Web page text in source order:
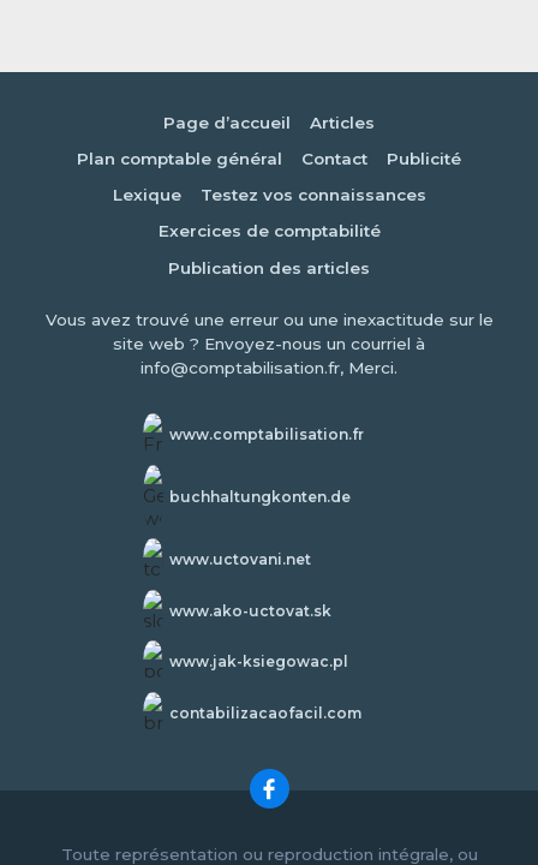
Page d’accueil
Articles
Plan comptable général
Contact
Publicité
Lexique
Testez vos connaissances
Exercices de comptabilité
Publication des articles
Vous avez trouvé une erreur ou une inexactitude sur le
site web ? Envoyez-nous un courriel à
info@comptabilisation.fr, Merci.
www.comptabilisation.fr
buchhaltungkonten.de
www.uctovani.net
www.ako-uctovat.sk
www.jak-ksiegowac.pl
contabilizacaofacil.com
Toute représentation ou reproduction intégrale, ou